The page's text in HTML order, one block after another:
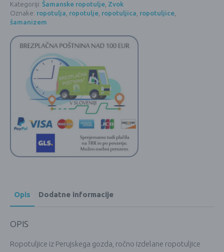
Kategoriji: Šamanske ropotulje, Zvok
Oznake: ropotulja, ropotulje, ropotuljica, ropotuljice,
šamanizem
Opis Dodatne informacije
OPIS
Ropotuljice iz Perujskega gozda, ročno izdelane ropotuljice